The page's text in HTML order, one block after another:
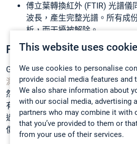
This website uses
We use cookies to personalise
provide social media features and
We also share information about
with our social media, advertising
partners who may combine it with
that you’ve provided to them or
from your use of their services.
傅立葉轉換紅外 (FTIR) 光譜儀
波長，產生完整光譜。所有成
析，而干擾被解除。
FTIR 氣體分析儀
Gasmet 生產便攜式 FTIR 氣體分析儀
測系統。FTIR 分析儀以同一時間掃
然後，軟件基於特徵吸收來計算樣本
有樣本中的氣體可被同一時間測量，
過被掃描。多項成份便可極快測量，
償。